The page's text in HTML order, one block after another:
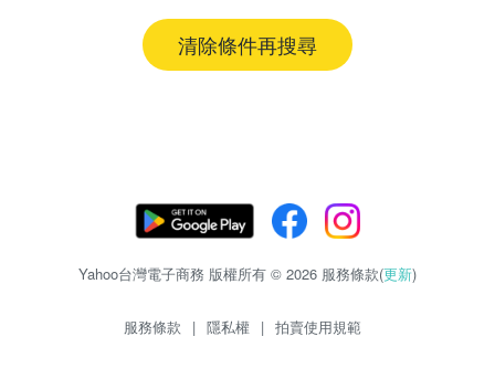
清除條件再搜尋
Yahoo台灣電子商務 版權所有 © 2026 服務條款(更新)
服務條款 | 隱私權 | 拍賣使用規範